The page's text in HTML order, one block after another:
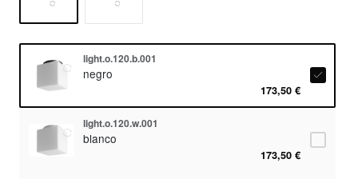
light.o.120.b.001
negro
173,50 €
light.o.120.w.001
blanco
173,50 €